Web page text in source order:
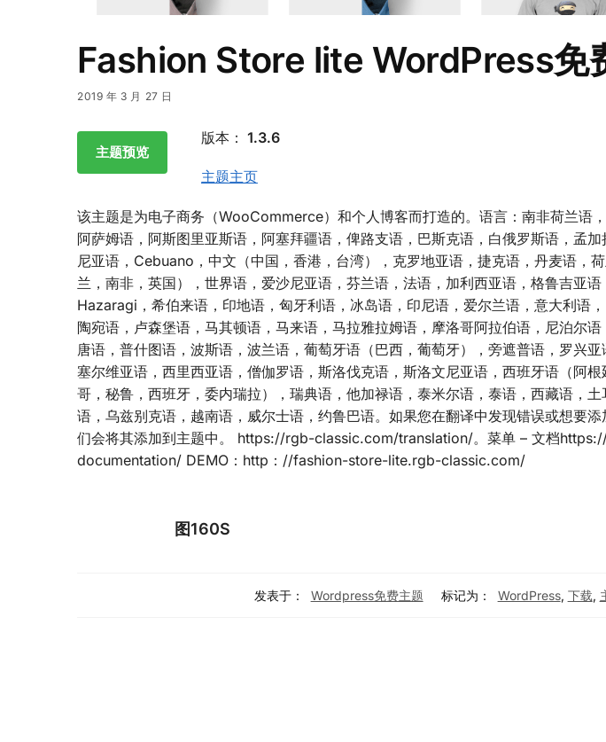
Fashion Store lite WordPress免
2019 年 3 月 27 日
主题预览
版本： 1.3.6
主题主页
该主题是为电子商务（WooCommerce）和个人博客而打造的。语言：南非荷兰语
阿萨姆语，阿斯图里亚斯语，阿塞拜疆语，俾路支语，巴斯克语，白俄罗斯语，孟
尼亚语，Cebuano，中文（中国，香港，台湾），克罗地亚语，捷克语，丹麦语，
兰，南非，英国），世界语，爱沙尼亚语，芬兰语，法语，加利西亚语，格鲁吉亚语
Hazaragi，希伯来语，印地语，匈牙利语，冰岛语，印尼语，爱尔兰语，意大利语
陶宛语，卢森堡语，马其顿语，马来语，马拉雅拉姆语，摩洛哥阿拉伯语，尼泊尔
唐语，普什图语，波斯语，波兰语，葡萄牙语（巴西，葡萄牙），旁遮普语，罗兴
塞尔维亚语，西里西亚语，僧伽罗语，斯洛伐克语，斯洛文尼亚语，西班牙语（阿
哥，秘鲁，西班牙，委内瑞拉），瑞典语，他加禄语，泰米尔语，泰语，西藏语，
语，乌兹别克语，越南语，威尔士语，约鲁巴语。如果您在翻译中发现错误或想要
们会将其添加到主题中。 https://rgb-classic.com/translation/。菜单 – 文档
documentation/ DEMO：http：//fashion-store-lite.rgb-classic.com/
图160S
发表于： Wordpress免费主题 标记为： WordPress, 下载,